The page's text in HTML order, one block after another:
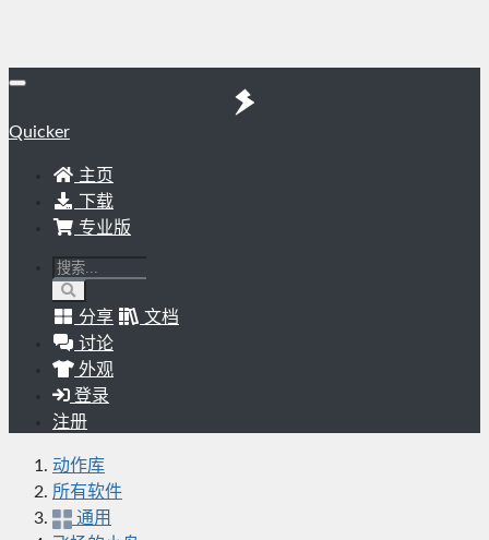
Quicker
主页
下载
专业版
分享
文档
讨论
外观
登录
注册
动作库
所有软件
通用